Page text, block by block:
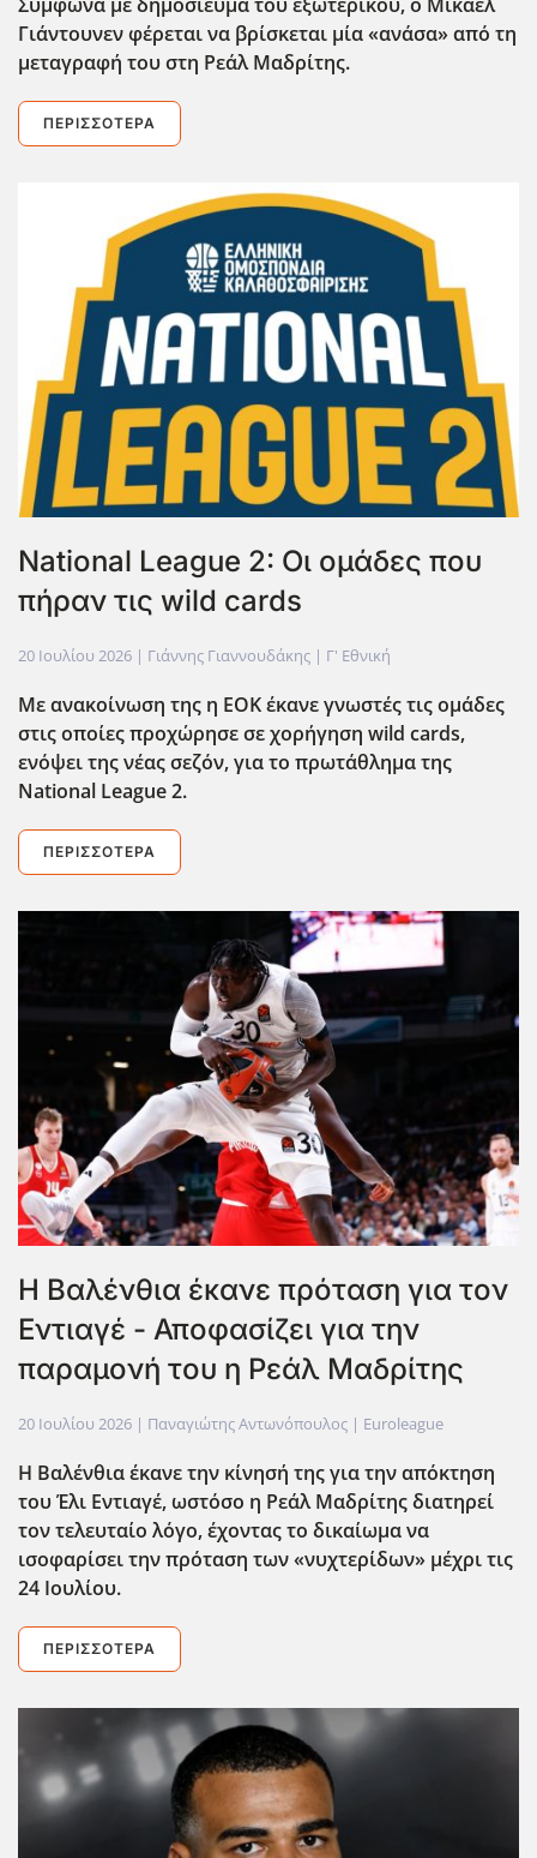
Γιάντουνεν φέρεται να βρίσκεται μία «ανάσα» από τη
μεταγραφή του στη Ρεάλ Μαδρίτης.
ΠΕΡΙΣΣΌΤΕΡΑ
National League 2: Οι ομάδες που
πήραν τις wild cards
20 Ιουλίου 2026 | Γιάννης Γιαννουδάκης | Γ' Εθνική
Με ανακοίνωση της η ΕΟΚ έκανε γνωστές τις ομάδες
στις οποίες προχώρησε σε χορήγηση wild cards,
ενόψει της νέας σεζόν, για το πρωτάθλημα της
National League2.
ΠΕΡΙΣΣΌΤΕΡΑ
Η Βαλένθια έκανε πρόταση για τον
Εντιαγέ - Αποφασίζει για την
παραμονή του η Ρεάλ Μαδρίτης
20 Ιουλίου 2026 | Παναγιώτης Αντωνόπουλος | Euroleague
Η Βαλένθια έκανε την κίνησή της για την απόκτηση
του Έλι Εντιαγέ, ωστόσο η Ρεάλ Μαδρίτης διατηρεί
τον τελευταίο λόγο, έχοντας το δικαίωμα να
ισοφαρίσει την πρόταση των «νυχτερίδων» μέχρι τις
24 Ιουλίου.
ΠΕΡΙΣΣΌΤΕΡΑ